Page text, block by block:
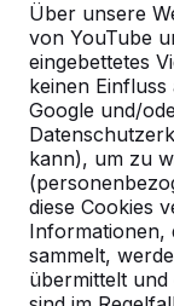
Über unsere
von YouTube
eingebettetes
keinen
Google und/
kann), um zu
diese Cookies
Informationen,
sammelt,
übermittelt
Kontakt
HeBlad
Diekerstraße 97
42781 Haan